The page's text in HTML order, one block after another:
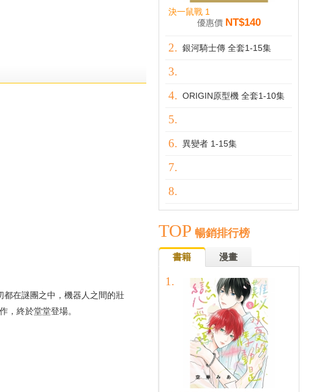
在謎團之中，機器人之間的壯
，終於堂堂登場。
決一鼠戰 1
優惠價 NT$140
銀河騎士傳 全套1-15集
ORIGIN原型機 全套1-10集
異變者 1-15集
TOP 暢銷排行榜
書籍 漫畫